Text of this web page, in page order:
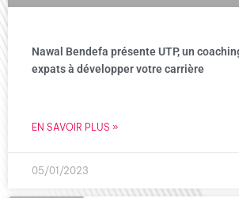
Nawal Bendefa présente UTP, un
expats à développer votre carrière
EN SAVOIR PLUS »
05/01/2023